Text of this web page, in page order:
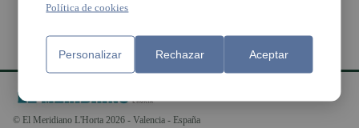
© El Meridiano L'Horta 2026 - Valencia - España
Política de cookies
Personalizar Rechazar Aceptar